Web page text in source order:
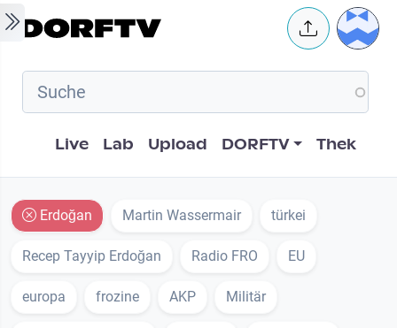
Skip to main content User
Hauptnavigation
Live Lab Upload DORFTV Thek
Erdoğan Martin Wassermair türkei
Recep Tayyip Erdoğan Radio FRO EU
europa frozine AKP Militär